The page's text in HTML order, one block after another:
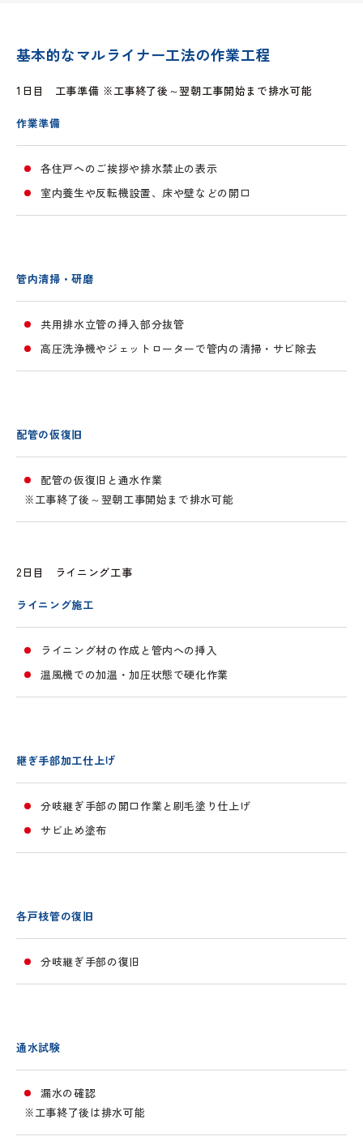
基本的なマルライナー工法の作業工程
1日目 工事準備 ※工事終了後～翌朝工事開始まで排水可能
作業準備
各住戸へのご挨拶や排水禁止の表示
室内養生や反転機設置、床や壁などの開口
管内清掃・研磨
共用排水立管の挿入部分抜管
高圧洗浄機やジェットローターで管内の清掃・サビ除去
配管の仮復旧
配管の仮復旧と通水作業
※工事終了後～翌朝工事開始まで排水可能
2日目 ライニング工事
ライニング施工
ライニング材の作成と管内への挿入
温風機での加温・加圧状態で硬化作業
継ぎ手部加工仕上げ
分岐継ぎ手部の開口作業と刷毛塗り仕上げ
サビ止め塗布
各戸枝管の復旧
分岐継ぎ手部の復旧
通水試験
漏水の確認
※工事終了後は排水可能